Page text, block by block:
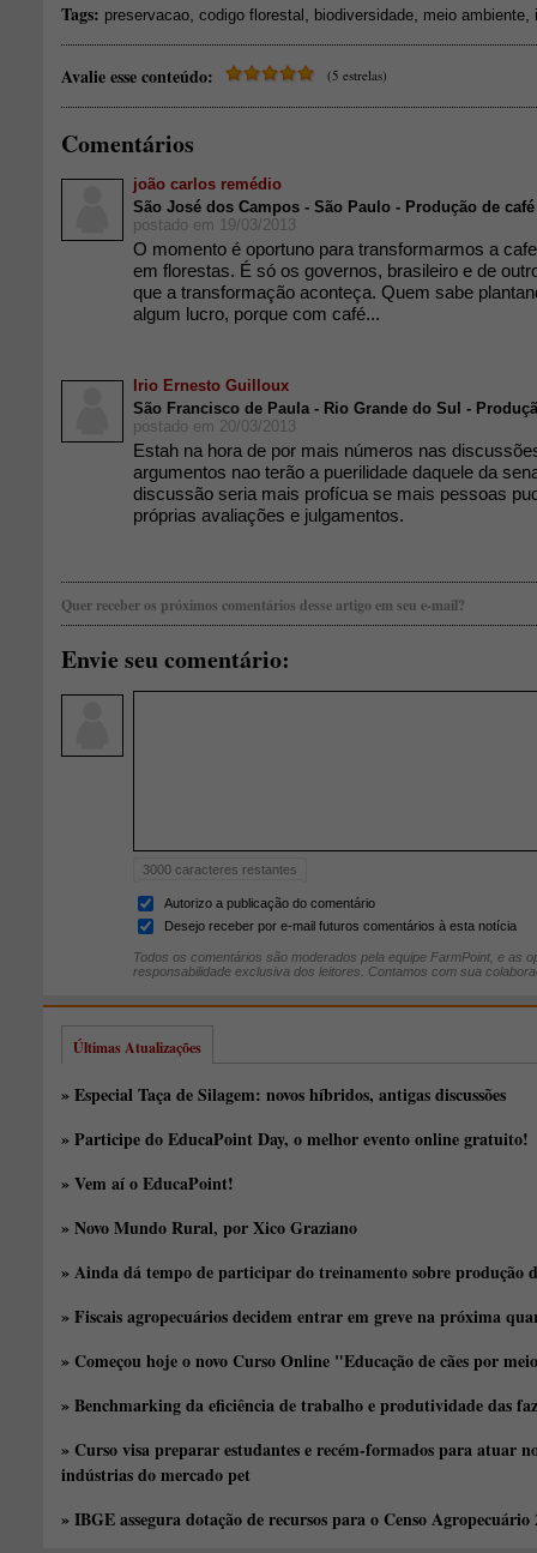
Tags: preservacao codigo florestal biodiversidade meio ambiente
Avalie esse conteúdo: (5 estrelas)
Comentários
joão carlos remédio
São José dos Campos - São Paulo - Produção de café
postado em 19/03/2013
O momento é oportuno para transformarmos a
em florestas. É só os governos, brasileiro e de
que a transformação aconteça. Quem sabe
algum lucro, porque com café...
Irio Ernesto Guilloux
São Francisco de Paula - Rio Grande do Sul -
postado em 20/03/2013
Estah na hora de por mais números nas
argumentos nao terão a puerilidade daquele da
discussão seria mais profícua se mais pessoas
próprias avaliações e julgamentos.
Quer receber os próximos comentários desse artigo em seu e-mail?
Envie seu comentário:
3000 caracteres restantes
Autorizo a publicação do comentário
Desejo receber por e-mail futuros comentários à esta notícia
Todos os comentários são moderados pela equipe FarmPoint, e as
responsabilidade exclusiva dos leitores. Contamos com sua
Últimas Atualizações
» Especial Taça de Silagem: novos híbridos, antigas discussões
» Participe do EducaPoint Day, o melhor evento online gratuito!
» Vem aí o EducaPoint!
» Novo Mundo Rural, por Xico Graziano
» Ainda dá tempo de participar do treinamento sobre produção
» Fiscais agropecuários decidem entrar em greve na próxima
» Começou hoje o novo Curso Online "Educação de cães por
» Benchmarking da eficiência de trabalho e produtividade das
» Curso visa preparar estudantes e recém-formados para atuar
indústrias do mercado pet
» IBGE assegura dotação de recursos para o Censo Agropecuário